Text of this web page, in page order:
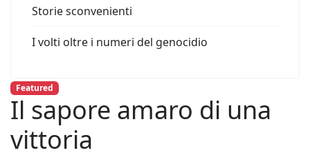
Storie sconvenienti
I volti oltre i numeri del genocidio
Featured
Il sapore amaro di una
vittoria